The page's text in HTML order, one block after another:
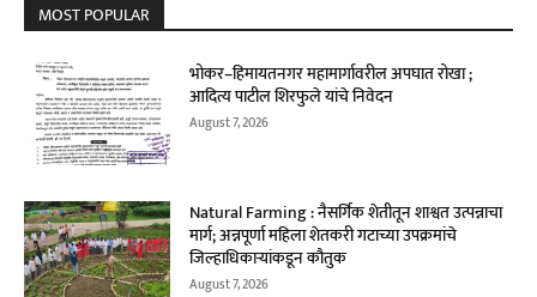
MOST POPULAR
भोकर–हिमायतनगर महामार्गावरील अपघात रोखा ;
आदित्य पाटील शिरफुले यांचे निवेदन
August 7, 2026
Natural Farming : नैसर्गिक शेतीतून शाश्वत उत्पन्नाचा
मार्ग; अन्नपूर्णा महिला शेतकरी गटाच्या उपक्रमांचे
जिल्हाधिकाऱ्यांकडून कौतुक
August 7, 2026